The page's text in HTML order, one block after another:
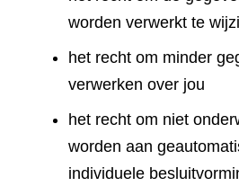
worden verwerkt te
het recht om minder
verwerken over jou
het recht om niet
worden aan
individuele